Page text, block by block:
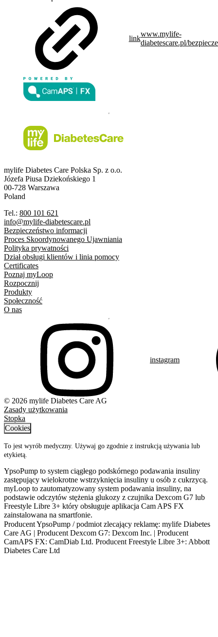
link
www.mylife-
diabetescare.pl/
mylife Diabetes Care Polska Sp. z o.o.
Józefa Piusa Dziekońskiego 1
00-728 Warszawa
Poland
Tel.: 800 101 621
info@mylife-diabetescare.pl
Bezpieczeństwo informacji
Proces Skoordynowanego Ujawniania
Polityka prywatności
Dział obsługi klientów i linia pomocy
Certificates
Poznaj myLoop
Rozpocznij
Produkty
Społeczność
O nas
instagram
© 2026 mylife Diabetes Care AG
Zasady użytkowania
Stopka
Cookies
To jest wyrób medyczny. Używaj go zgodnie z instrukcją używania lub
etykietą.
YpsoPump to system ciągłego podskórnego podawania insuliny
zastępujący wielokrotne wstrzyknięcia insuliny u osób z cukrzycą.
myLoop to zautomatyzowany system podawania insuliny, na
podstawie odczytów stężenia glukozy z czujnika Dexcom G7 lub
Freestyle Libre 3+ który obsługuje aplikacja Cam APS FX
zainstalowana na smartfonie.
Producent YpsoPump / podmiot zlecający reklamę: mylife Diabetes
Care AG | Producent Dexcom G7: Dexcom Inc. | Producent
CamAPS FX: CamDiab Ltd. Producent Freestyle Libre 3+: Abbott
Diabetes Care Ltd